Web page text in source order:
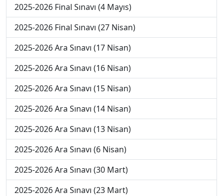
2025-2026 Final Sınavı (4 Mayıs)
2025-2026 Final Sınavı (27 Nisan)
2025-2026 Ara Sınavı (17 Nisan)
2025-2026 Ara Sınavı (16 Nisan)
2025-2026 Ara Sınavı (15 Nisan)
2025-2026 Ara Sınavı (14 Nisan)
2025-2026 Ara Sınavı (13 Nisan)
2025-2026 Ara Sınavı (6 Nisan)
2025-2026 Ara Sınavı (30 Mart)
2025-2026 Ara Sınavı (23 Mart)